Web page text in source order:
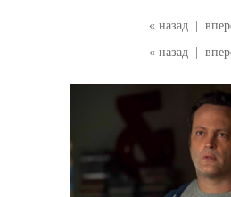
« назад
« назад